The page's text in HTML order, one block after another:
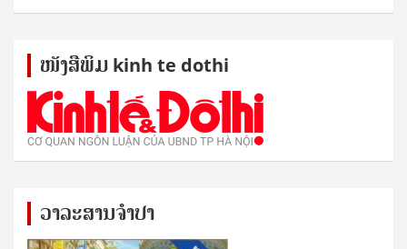
ໜັງ​ສື​ພິມ kinh te dothi
ວາລະສານຈຳປາ